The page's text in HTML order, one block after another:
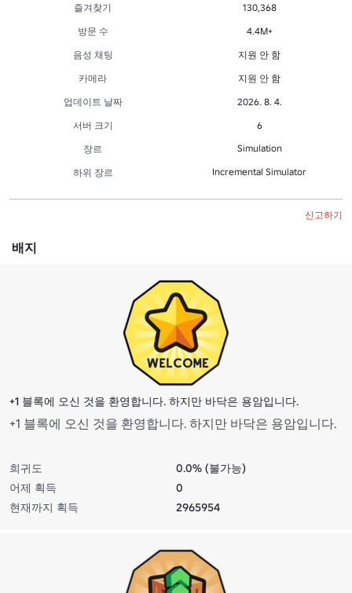
즐겨찾기
130,368
방문 수
4.4M+
음성 채팅
지원 안 함
카메라
지원 안 함
업데이트 날짜
2026. 8. 4.
서버 크기
6
장르
Simulation
하위 장르 Incremental Simulator
신고하기
배지
+1 블록에 오신 것을 환영합니다. 하지만 바닥은 용암입니다.
+1 블록에 오신 것을 환영합니다. 하지만 바닥은 용암입니다.
희귀도
0.0% (불가능)
어제 획득
0
현재까지 획득
2965954